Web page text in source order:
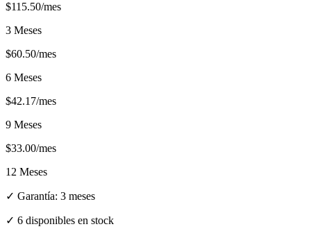
$115.50/mes
3 Meses
$60.50/mes
6 Meses
$42.17/mes
9 Meses
$33.00/mes
12 Meses
✓ Garantía: 3 meses
✓ 6 disponibles en stock